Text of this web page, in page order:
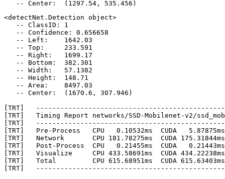
<detectNet.Detection object>
   -- ClassID: 1
   -- Confidence: 0.656658
   -- Left:    1642.03
   -- Top:     233.591
   -- Right:   1699.17
   -- Bottom:  382.301
   -- Width:   57.1382
   -- Height:  148.71
   -- Area:    8497.03
   -- Center:  (1670.6, 307.946)
[TRT]
[TRT]   Timing Report networks/SSD-Mobilenet-v2/
[TRT]
[TRT]   Pre-Process   CPU   0.10532ms  CUDA   5.87875ms
[TRT]   Network       CPU 181.78275ms  CUDA 175.31844ms
[TRT]   Post-Process  CPU   0.21455ms  CUDA   0.21443ms
[TRT]   Visualize     CPU 433.58691ms  CUDA 434.22238ms
[TRT]   Total         CPU 615.68951ms  CUDA 615.63403ms